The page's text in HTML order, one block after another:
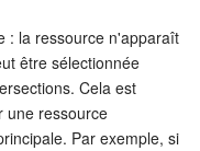
: la ressource n'apparaît
être sélectionnée
Cela est
une ressource
Par exemple, si